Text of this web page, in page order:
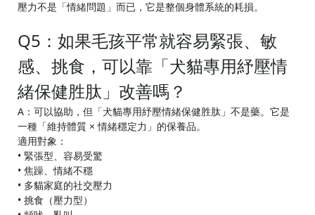
壓力不是「情緒問題」而已，它是整個身體系統的耗損。
Q5：如果毛孩平常就容易緊張、敏
感、挑食，可以靠「犬貓專用紓壓情
緒保健胜肽」改善嗎？
A：可以協助，但「犬貓專用紓壓情緒保健胜肽」不是藥。它是
一種「維持體質 × 情緒穩定力」的保養品。
適用對象：
• 緊張型、容易受驚
• 焦躁、情緒不穩
• 多貓家庭的社交壓力
• 挑食（壓力型）